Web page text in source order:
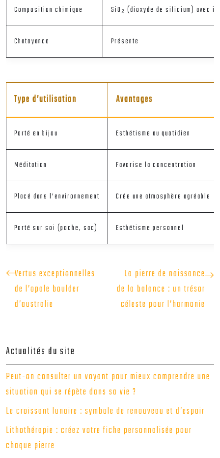
Composition chimique SiO₂ (dioxyde de silicium) avec
Chatoyance Présente
Type d’utilisation Avantages
Porté en bijou Esthétisme au quotidien
Méditation Favorise la concentration
Placé dans l’environnement Crée une atmosphère agréable
Porté sur soi (poche, sac) Esthétisme personnel
Vertus exceptionnelles
de l’opale boulder
d’australie
La pierre de naissance
de la balance : un trésor
céleste pour l’harmonie
Actualités du site
Peut-on consulter un voyant pour mieux comprendre une
situation qui se répète dans sa vie ?
Le croissant lunaire : symbole de renouveau et d’espoir
Lithothérapie : créez votre fiche personnalisée pour
chaque pierre